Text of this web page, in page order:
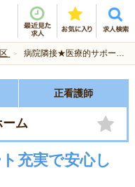
病院隣接★医療的サポート充実で安心してお仕事できます♪
正看護師
ーム
充実で安心し